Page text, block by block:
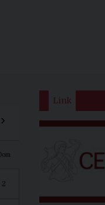
›
2
Link